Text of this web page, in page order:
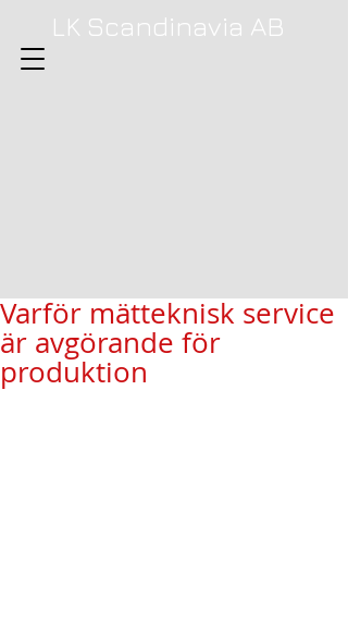
LK Scandinavia AB
Varför mätteknisk service
är avgörande för
produktion